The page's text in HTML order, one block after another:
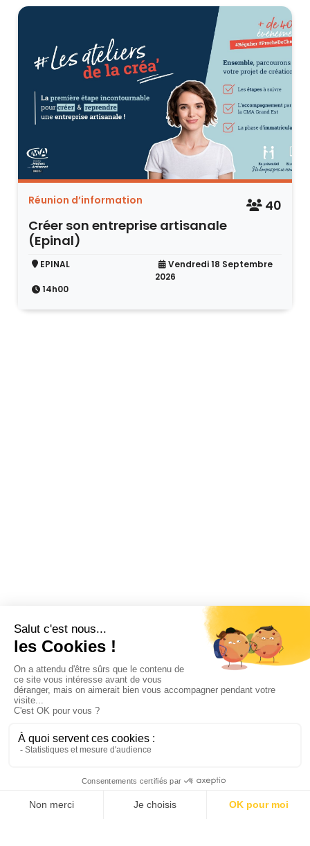
Réunion d’information
40
Créer son entreprise artisanale
(Epinal)
EPINAL
Vendredi 18 Septembre
2026
14h00
Depuis avril 2021, la CCI des Vosges et ALEXIS fédèrent une nouvelle
dispositif de coopération d’acteurs au service des entrepreneurs : Les
Soutenu par@la REGION GRAND EST, les Pôles rassemblent les